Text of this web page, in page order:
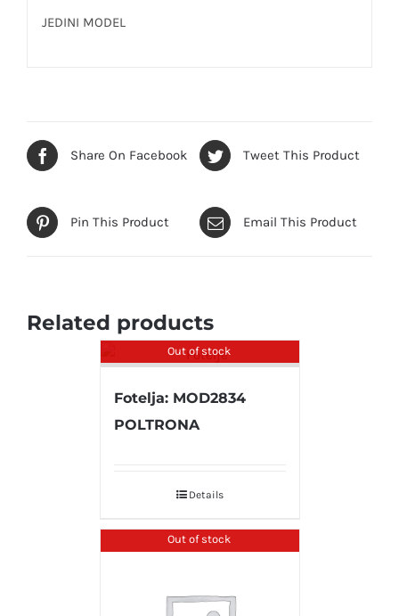
JEDINI MODEL
Share On Facebook Tweet This Product
Pin This Product Email This Product
Related products
Out of stock
Fotelja: MOD2834
POLTRONA
Details
Out of stock